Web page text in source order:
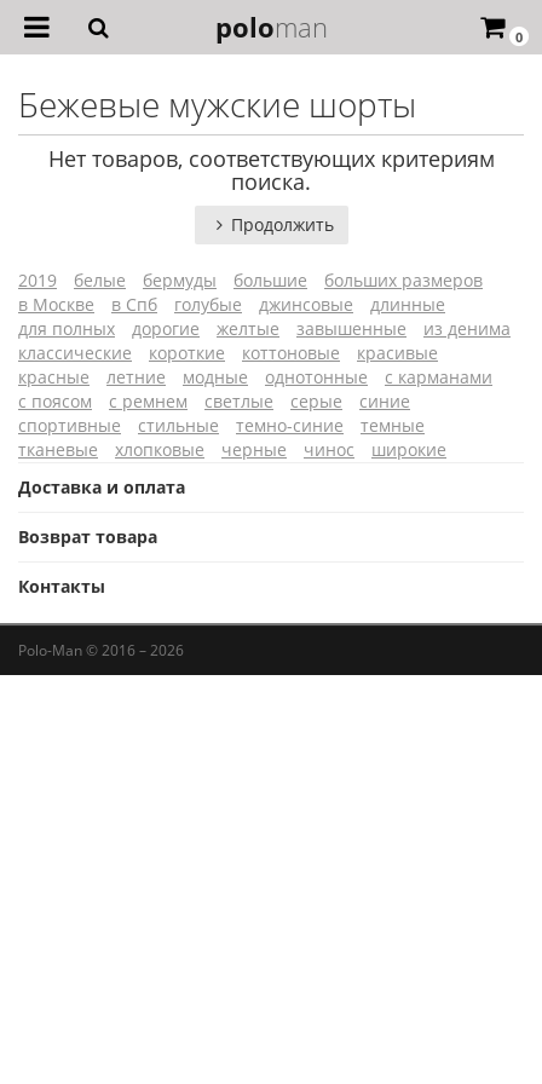
0
poloman
Бежевые мужские шорты
Нет товаров, соответствующих критериям
поиска.
Продолжить
2019 белые бермуды большие
больших размеров
в Москве
в Спб голубые джинсовые
длинные
для полных
дорогие желтые завышенные
из денима
классические
короткие коттоновые
красивые
красные
летние модные однотонные
с карманами
с поясом
с ремнем светлые серые
синие
спортивные
стильные темно-синие
темные
тканевые
хлопковые черные чинос
широкие
Доставка и оплата
Возврат товара
Контакты
Polo-Man © 2016 – 2026